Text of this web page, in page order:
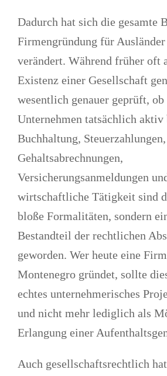
Dadurch hat sich die gesamte
Firmengründung für
verändert. Während früher oft
Existenz einer Gesellschaft
wesentlich genauer geprüft, ob
Unternehmen tatsächlich aktiv
Buchhaltung, Steuerzahlungen,
Gehaltsabrechnungen,
Versicherungsanmeldungen
wirtschaftliche Tätigkeit sind
bloße Formalitäten, sondern
Bestandteil der rechtlichen
geworden. Wer heute eine
Montenegro gründet, sollte
echtes unternehmerisches
und nicht mehr lediglich als
Erlangung einer
Auch gesellschaftsrechtlich